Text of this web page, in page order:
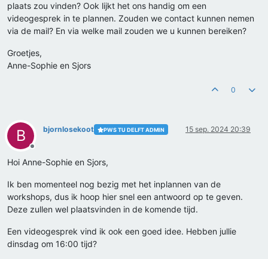
plaats zou vinden? Ook lijkt het ons handig om een
videogesprek in te plannen. Zouden we contact kunnen nemen
via de mail? En via welke mail zouden we u kunnen bereiken?
Groetjes,
Anne-Sophie en Sjors
0
B
Offline
bjornlosekoot PWS TU DELFT ADMIN 15 sep. 2024 20:39
Hoi Anne-Sophie en Sjors,
Ik ben momenteel nog bezig met het inplannen van de
workshops, dus ik hoop hier snel een antwoord op te geven.
Deze zullen wel plaatsvinden in de komende tijd.
Een videogesprek vind ik ook een goed idee. Hebben jullie
dinsdag om 16:00 tijd?